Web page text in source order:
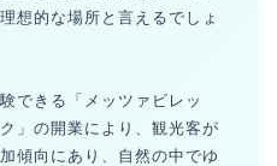
想的な場所と言えるでしょ
できる「メッツァビレッ
」の開業により、観光客が
傾向にあり、自然の中でゆ